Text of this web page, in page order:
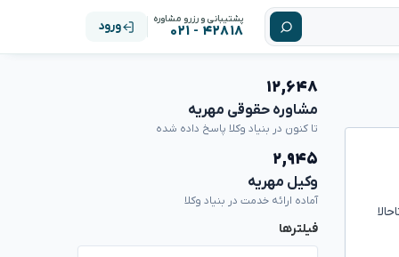
پشتیبانی و رزرو مشاوره
۴۲۸۱۸ - ۰۲۱ ورود
۱۲,۶۴۸
مشاوره حقوقی مهریه
تا کنون در بنیاد وکلا پاسخ داده شده
۲,۹۴۵
وکیل مهریه
آماده ارائه خدمت در بنیاد وکلا
فیلترها